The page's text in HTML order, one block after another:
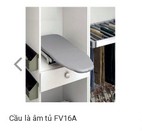
Cầu là âm tủ FV16A